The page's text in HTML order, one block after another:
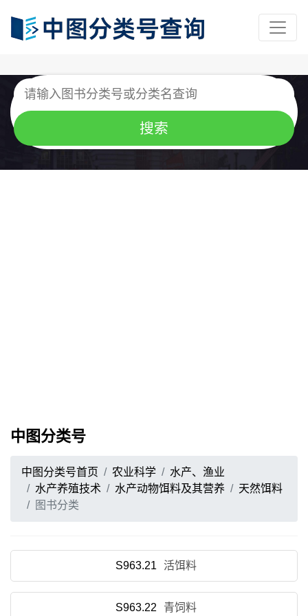
中图分类号
中图分类号首页 农业科学
水产、渔业
水产养殖技术
水产动物饵料及其营养
天然饵料
图书分类
S963.21 活饵料
S963.22 青饲料